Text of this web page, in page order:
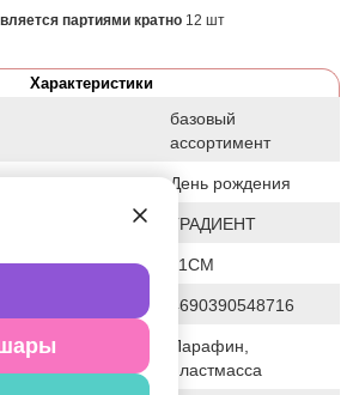
партиями кратно 12 шт
Характеристики
базовый
ассортимент
День рождения
ГРАДИЕНТ
11СМ
4690390548716
Парафин,
пластмасса